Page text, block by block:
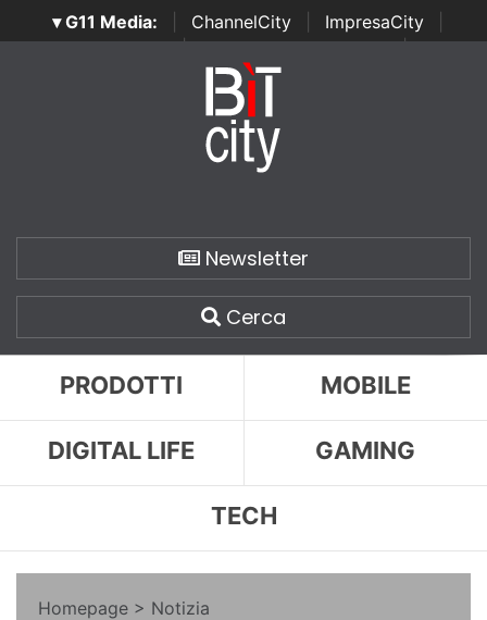
▾ G11 Media: ChannelCity ImpresaCity
SecurityOpenLab | Italian Channel Awards | Italian
Italian Security Awards
Newsletter
Cerca
PRODOTTI MOBILE
DIGITAL LIFE GAMING
TECH
Homepage > Notizia